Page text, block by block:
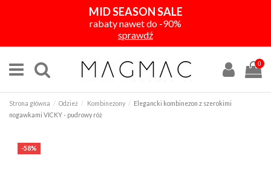
MID SEASON SALE
rabaty nawet do -90%
sprawdź
0
Strona główna Odzież Kombinezony
Elegancki kombinezon z szerokimi
nogawkami VICKY - pudrowy róż
-58%